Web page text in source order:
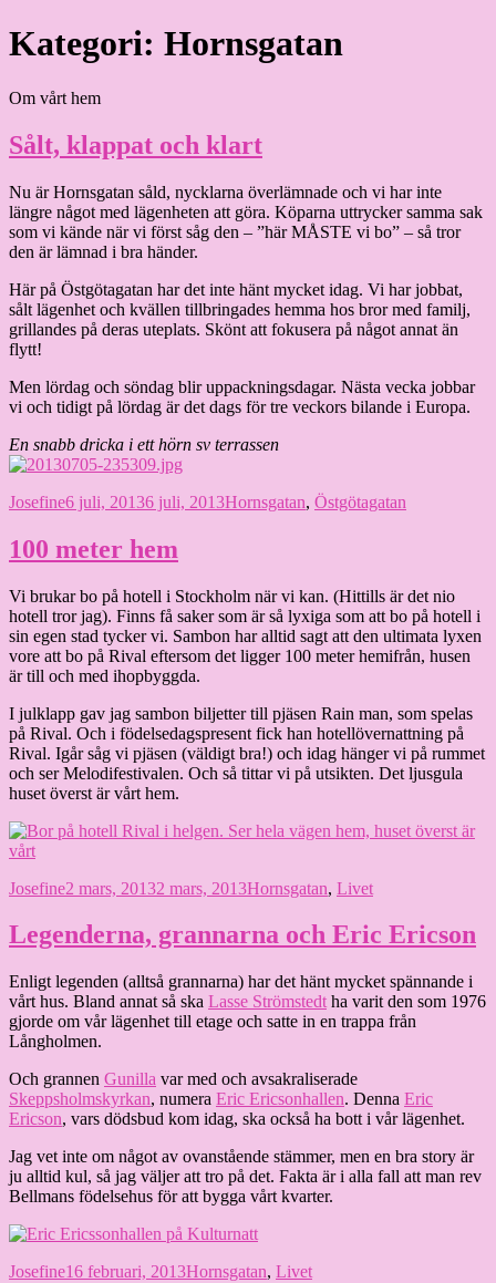
Hoppa
till
Granding.nu
Kategori: Hornsgatan
Om vårt hem
Sålt, klappat och klart
Nu är Hornsgatan såld, nycklarna överlämnade och vi har inte
längre något med lägenheten att göra. Köparna uttrycker samma sak
som vi kände när vi först såg den – ”här MÅSTE vi bo” – så tror
den är lämnad i bra händer.
Här på Östgötagatan har det inte hänt mycket idag. Vi har jobbat,
sålt lägenhet och kvällen tillbringades hemma hos bror med familj,
grillandes på deras uteplats. Skönt att fokusera på något annat än
flytt!
Men lördag och söndag blir uppackningsdagar. Nästa vecka jobbar
vi och tidigt på lördag är det dags för tre veckors bilande i Europa.
En snabb dricka i ett hörn sv terrassen
Författare
JosefinePublicerat
6 juli, 20136 juli, 2013Kategorier
Hornsgatan, Östgötagatan
100 meter hem
Vi brukar bo på hotell i Stockholm när vi kan. (Hittills är det nio
hotell tror jag). Finns få saker som är så lyxiga som att bo på hotell i
sin egen stad tycker vi. Sambon har alltid sagt att den ultimata lyxen
vore att bo på Rival eftersom det ligger 100 meter hemifrån, husen
är till och med ihopbyggda.
I julklapp gav jag sambon biljetter till pjäsen Rain man, som spelas
på Rival. Och i födelsedagspresent fick han hotellövernattning på
Rival. Igår såg vi pjäsen (väldigt bra!) och idag hänger vi på rummet
och ser Melodifestivalen. Och så tittar vi på utsikten. Det ljusgula
huset överst är vårt hem.
Författare
JosefinePublicerat
2 mars, 20132 mars, 2013Kategorier
Hornsgatan, Livet
Legenderna, grannarna och Eric Ericson
Enligt legenden (alltså grannarna) har det hänt mycket spännande i
vårt hus. Bland annat så ska Lasse Strömstedt ha varit den som 1976
gjorde om vår lägenhet till etage och satte in en trappa från
Långholmen.
Och grannen Gunilla var med och avsakraliserade
Skeppsholmskyrkan, numera Eric Ericsonhallen. Denna Eric
Ericson, vars dödsbud kom idag, ska också ha bott i vår lägenhet.
Jag vet inte om något av ovanstående stämmer, men en bra story är
ju alltid kul, så jag väljer att tro på det. Fakta är i alla fall att man rev
Bellmans födelsehus för att bygga vårt kvarter.
Författare
JosefinePublicerat
16 februari, 2013Kategorier
Hornsgatan, Livet